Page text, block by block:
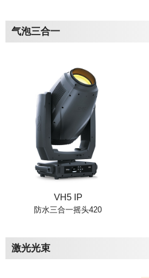
气泡三合一
VH5 IP
防水三合一摇头420
激光光束